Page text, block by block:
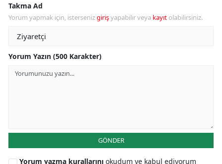
Takma Ad
Yorum yapmak için, istersenizgirişyapabilir veya kayıt olabilirsiniz.
Yorum Yazın (500 Karakter)
GÖNDER
Yorum yazma kurallarını okudum ve kabul ediyorum